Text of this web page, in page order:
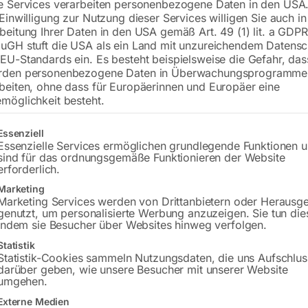
€192,00
inkl. MwSt. zzgl.Versandkosten
Lieferzeit:ca. 5 - 10 Werktage
Versandkosten Standard (Österreich):
Sie haben
Gerne
Anfrageformular
Services verarbeiten personenbezogene Daten in den
zur Nutzung dieser Services willigen Sie auch
Ihrer Daten in den USA gemäß Art. 49 (1) lit. a
stuft die USA als ein Land mit unzureichendem
Standards ein. Es besteht beispielsweise die Gefahr,
personenbezogene Daten in
ohne dass für Europäerinnen und Europäer eine
besteht.
eine Liste der Service-Gruppen, für die eine Einwilligung erteilt
Services ermöglichen grundlegende Funktionen
für das ordnungsgemäße Funktionieren der Website
Services werden von Drittanbietern oder
um personalisierte Werbung anzuzeigen. Sie tun
sie Besucher über Websites hinweg verfolgen.
Cookies sammeln Nutzungsdaten, die uns
geben, wie unsere Besucher mit unserer Website
Medien